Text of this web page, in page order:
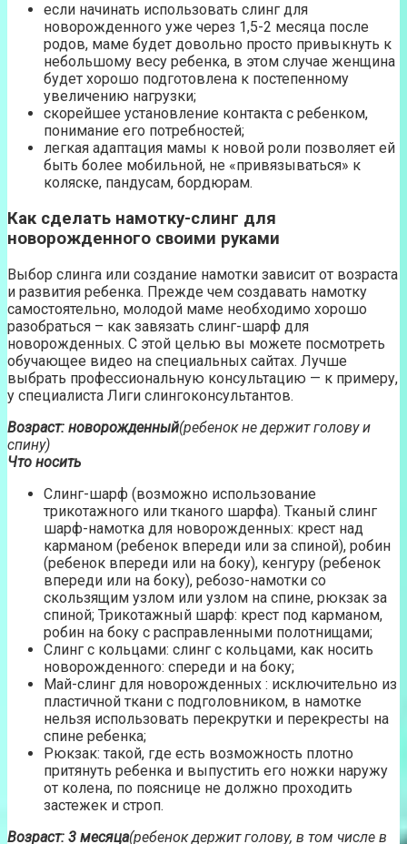
если начинать использовать слинг для
новорожденного уже через 1,5-2 месяца после
родов, маме будет довольно просто привыкнуть к
небольшому весу ребенка, в этом случае женщина
будет хорошо подготовлена к постепенному
увеличению нагрузки;
скорейшее установление контакта с ребенком,
понимание его потребностей;
легкая адаптация мамы к новой роли позволяет ей
быть более мобильной, не «привязываться» к
коляске, пандусам, бордюрам.
Как сделать намотку-слинг для
новорожденного своими руками
Выбор слинга или создание намотки зависит от возраста
и развития ребенка. Прежде чем создавать намотку
самостоятельно, молодой маме необходимо хорошо
разобраться – как завязать слинг-шарф для
новорожденных. С этой целью вы можете посмотреть
обучающее видео на специальных сайтах. Лучше
выбрать профессиональную консультацию — к примеру,
у специалиста Лиги слингоконсультантов.
Возраст: новорожденный(ребенок не держит голову и
спину)
Что носить
Слинг-шарф (возможно использование
трикотажного или тканого шарфа). Тканый слинг
шарф-намотка для новорожденных: крест над
карманом (ребенок впереди или за спиной), робин
(ребенок впереди или на боку), кенгуру (ребенок
впереди или на боку), ребозо-намотки со
скользящим узлом или узлом на спине, рюкзак за
спиной; Трикотажный шарф: крест под карманом,
робин на боку с расправленными полотнищами;
Слинг с кольцами: слинг с кольцами, как носить
новорожденного: спереди и на боку;
Май-слинг для новорожденных : исключительно из
пластичной ткани с подголовником, в намотке
нельзя использовать перекрутки и перекресты на
спине ребенка;
Рюкзак: такой, где есть возможность плотно
притянуть ребенка и выпустить его ножки наружу
от колена, по пояснице не должно проходить
застежек и строп.
Возраст: 3 месяца(ребенок держит голову, в том числе в